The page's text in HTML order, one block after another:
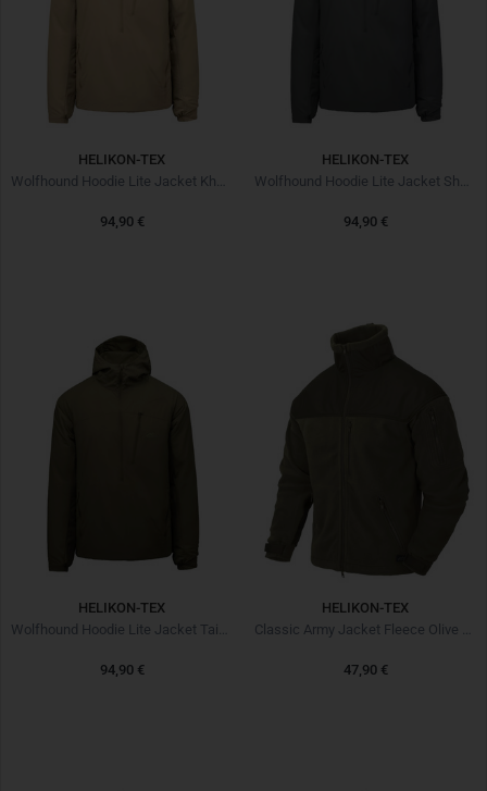
HELIKON-TEX
94,90 €
HELIKON-TEX
94,90 €
HELIKON-TEX
94,90 €
HELIKON-TEX
47,90 €